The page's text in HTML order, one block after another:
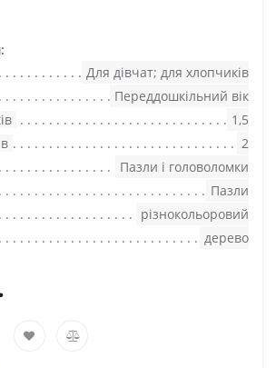
Для дівчат; для хлопчиків
Переддошкільний вік
1,5
2
Пазли і головоломки
Пазли
різнокольоровий
дерево